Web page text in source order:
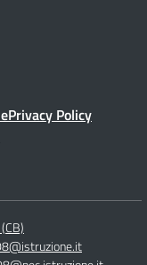
Privacy Policy